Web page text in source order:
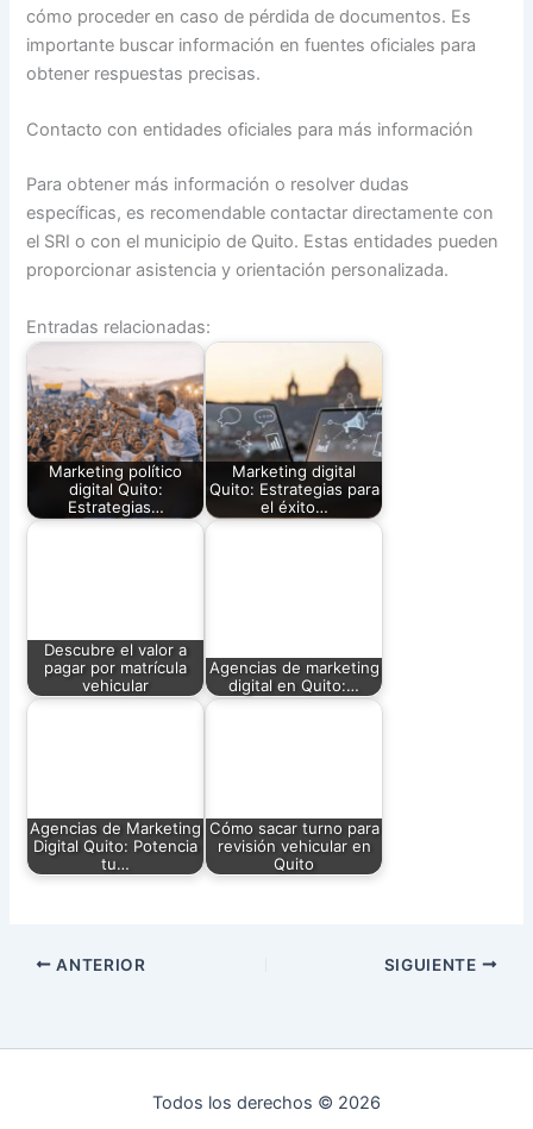
cómo proceder en caso de pérdida de documentos. Es
importante buscar información en fuentes oficiales para
obtener respuestas precisas.
Contacto con entidades oficiales para más información
Para obtener más información o resolver dudas
específicas, es recomendable contactar directamente con
el SRI o con el municipio de Quito. Estas entidades pueden
proporcionar asistencia y orientación personalizada.
Entradas relacionadas:
Marketing político
digital Quito:
Estrategias…
Marketing digital
Quito: Estrategias para
el éxito…
Descubre el valor a
pagar por matrícula
vehicular
Agencias de marketing
digital en Quito:…
Agencias de Marketing
Digital Quito: Potencia
tu…
Cómo sacar turno para
revisión vehicular en
Quito
ANTERIOR SIGUIENTE
Todos los derechos © 2026